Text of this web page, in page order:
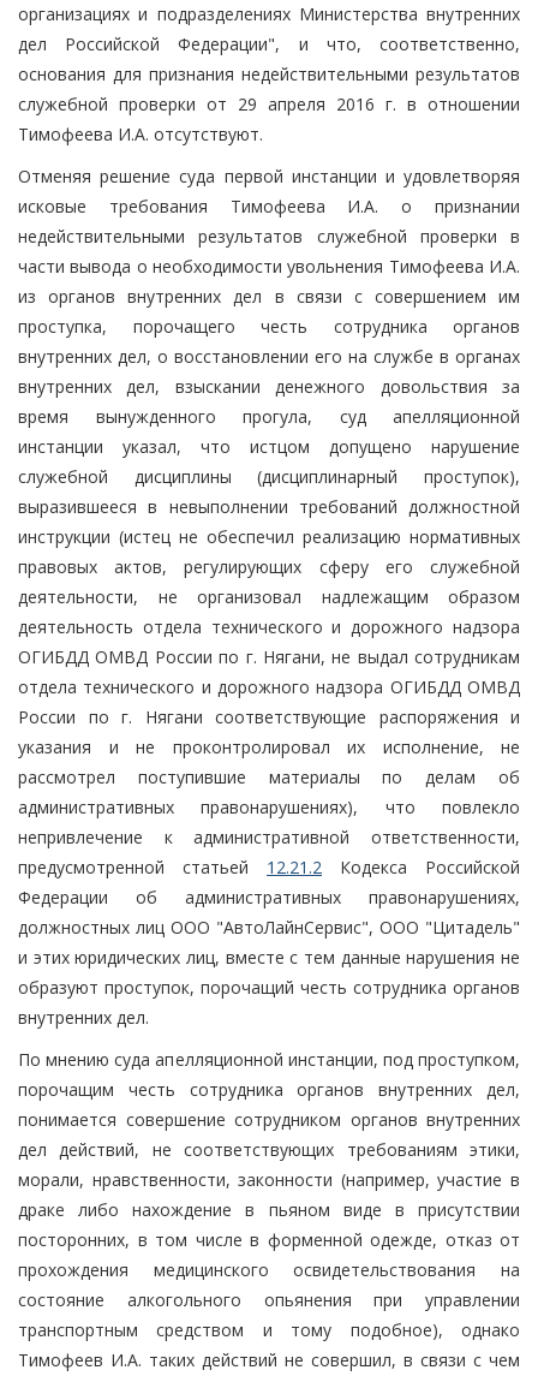
организациях и подразделениях Министерства внутренних
дел Российской Федерации", и что, соответственно,
основания для признания недействительными результатов
служебной проверки от 29 апреля 2016 г. в отношении
Тимофеева И.А. отсутствуют.
Отменяя решение суда первой инстанции и удовлетворяя
исковые требования Тимофеева И.А. о признании
недействительными результатов служебной проверки в
части вывода о необходимости увольнения Тимофеева И.А.
из органов внутренних дел в связи с совершением им
проступка, порочащего честь сотрудника органов
внутренних дел, о восстановлении его на службе в органах
внутренних дел, взыскании денежного довольствия за
время вынужденного прогула, суд апелляционной
инстанции указал, что истцом допущено нарушение
служебной дисциплины (дисциплинарный проступок),
выразившееся в невыполнении требований должностной
инструкции (истец не обеспечил реализацию нормативных
правовых актов, регулирующих сферу его служебной
деятельности, не организовал надлежащим образом
деятельность отдела технического и дорожного надзора
ОГИБДД ОМВД России по г. Нягани, не выдал сотрудникам
отдела технического и дорожного надзора ОГИБДД ОМВД
России по г. Нягани соответствующие распоряжения и
указания и не проконтролировал их исполнение, не
рассмотрел поступившие материалы по делам об
административных правонарушениях), что повлекло
непривлечение к административной ответственности,
предусмотренной статьей 12.21.2 Кодекса Российской
Федерации об административных правонарушениях,
должностных лиц ООО "АвтоЛайнСервис", ООО "Цитадель"
и этих юридических лиц, вместе с тем данные нарушения не
образуют проступок, порочащий честь сотрудника органов
внутренних дел.
По мнению суда апелляционной инстанции, под проступком,
порочащим честь сотрудника органов внутренних дел,
понимается совершение сотрудником органов внутренних
дел действий, не соответствующих требованиям этики,
морали, нравственности, законности (например, участие в
драке либо нахождение в пьяном виде в присутствии
посторонних, в том числе в форменной одежде, отказ от
прохождения медицинского освидетельствования на
состояние алкогольного опьянения при управлении
транспортным средством и тому подобное), однако
Тимофеев И.А. таких действий не совершил, в связи с чем